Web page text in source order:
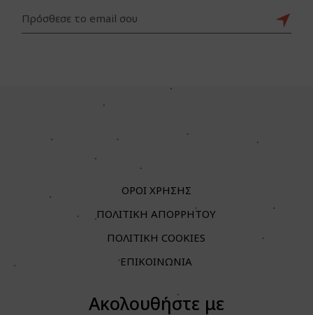
ΟΡΟΙ ΧΡΗΣΗΣ
ΠΟΛΙΤΙΚΗ ΑΠΟΡΡΗΤΟΥ
ΠΟΛΙΤΙΚΗ COOKIES
ΕΠΙΚΟΙΝΩΝΙΑ
Ακολουθήστε με